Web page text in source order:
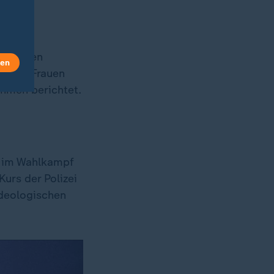
in den
Frauen
berichtet.
Wahlkampf
der Polizei